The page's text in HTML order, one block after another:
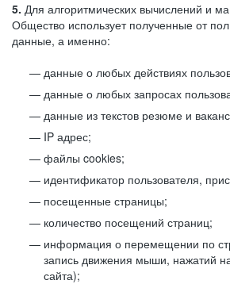
5. Для алгоритмических вычислений и
Общество использует полученные от
данные, а именно:
данные о любых действиях
данные о любых запросах
данные из текстов резюме и
IP адрес;
файлы cookies;
идентификатор пользователя,
посещенные страницы;
количество посещений страниц;
информация о перемещении по
запись движения мыши, нажатий
сайта);